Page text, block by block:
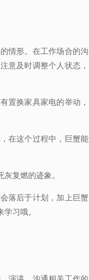
情形。在工作场合的沟
意及时调整个人状态，
置换家具家电的举动，
在这个过程中，巨蟹能
复燃的迹象。
落后于计划，加上巨蟹
习哦。